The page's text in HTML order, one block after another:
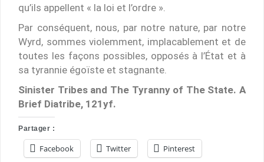
qu’ils appellent « la loi et l’ordre ».
Par conséquent, nous, par notre nature, par notre
Wyrd, sommes violemment, implacablement et de
toutes les façons possibles, opposés à l’État et à
sa tyrannie égoïste et stagnante.
Sinister Tribes and The Tyranny of The State. A
Brief Diatribe, 121yf.
Partager :
Facebook Twitter Pinterest